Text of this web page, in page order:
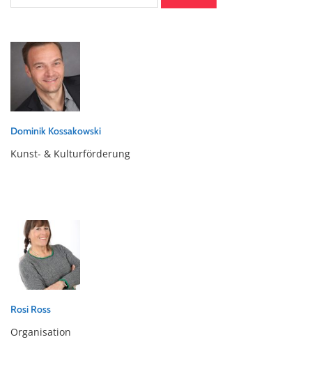
nach:
Dominik Kossakowski
Kunst- & Kulturförderung
Rosi Ross
Organisation